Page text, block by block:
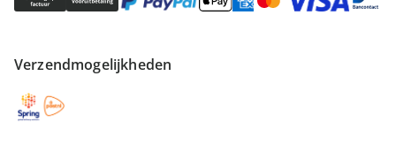
Verzendmogelijkheden